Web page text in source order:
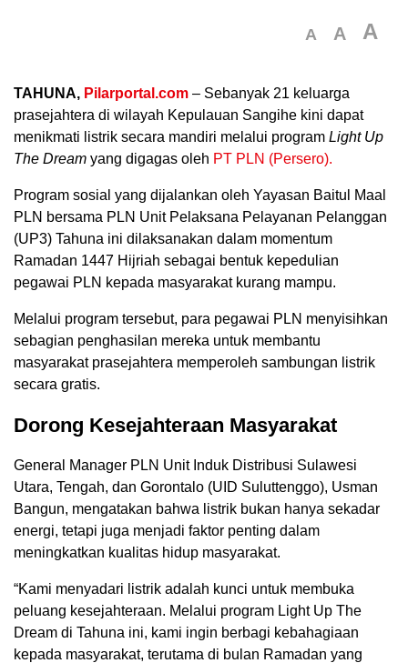
A A A
TAHUNA, Pilarportal.com – Sebanyak 21 keluarga
prasejahtera di wilayah Kepulauan Sangihe kini dapat
menikmati listrik secara mandiri melalui program Light Up
The Dream yang digagas oleh PT PLN (Persero).
Program sosial yang dijalankan oleh Yayasan Baitul Maal
PLN bersama PLN Unit Pelaksana Pelayanan Pelanggan
(UP3) Tahuna ini dilaksanakan dalam momentum
Ramadan 1447 Hijriah sebagai bentuk kepedulian
pegawai PLN kepada masyarakat kurang mampu.
Melalui program tersebut, para pegawai PLN menyisihkan
sebagian penghasilan mereka untuk membantu
masyarakat prasejahtera memperoleh sambungan listrik
secara gratis.
Dorong Kesejahteraan Masyarakat
General Manager PLN Unit Induk Distribusi Sulawesi
Utara, Tengah, dan Gorontalo (UID Suluttenggo), Usman
Bangun, mengatakan bahwa listrik bukan hanya sekadar
energi, tetapi juga menjadi faktor penting dalam
meningkatkan kualitas hidup masyarakat.
“Kami menyadari listrik adalah kunci untuk membuka
peluang kesejahteraan. Melalui program Light Up The
Dream di Tahuna ini, kami ingin berbagi kebahagiaan
kepada masyarakat, terutama di bulan Ramadan yang